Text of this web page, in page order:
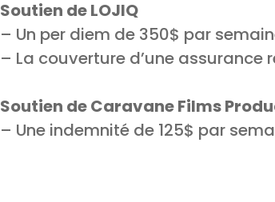
Soutien de LOJIQ
– Un per diem de 350$ par
– La couverture d’une assurance
Soutien de Caravane Films
– Une indemnité de 125$ par